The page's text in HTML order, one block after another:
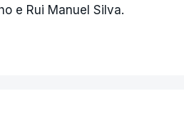
e Rui Manuel Silva.